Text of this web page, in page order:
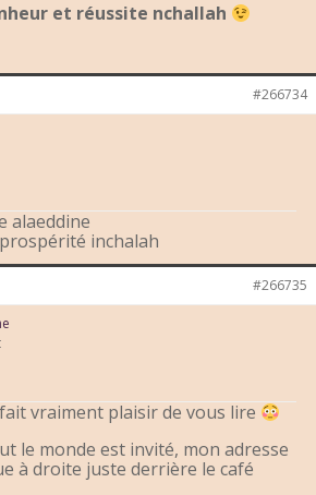
et réussite nchallah
#266734
alaeddine
inchalah
#266735
vraiment plaisir de vous lire
le monde est invité, mon adresse
à droite juste derrière le café